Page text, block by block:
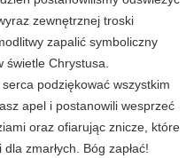
zewnętrznej troski
zapalić symboliczny
świetle Chrystusa.
podziękować wszystkim
apel i postanowili wesprzeć
oraz ofiarując znicze, które
zmarłych. Bóg zapłać!